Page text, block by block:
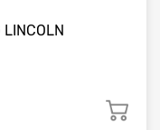
LINCOLN